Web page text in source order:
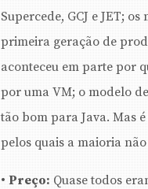
Supercede, GCJ e JET;
primeira geração de
aconteceu em parte por
por uma VM; o modelo
tão bom para Java. Mas
pelos quais a maioria
• Preço: Quase todos